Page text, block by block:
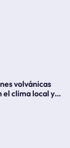
volvánicas
el clima local y